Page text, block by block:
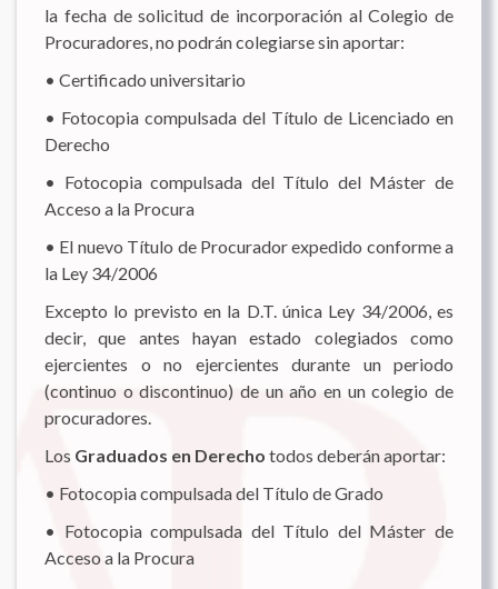
la fecha de solicitud de incorporación al Colegio de
Procuradores, no podrán colegiarse sin aportar:
• Certificado universitario
• Fotocopia compulsada del Título de Licenciado en
Derecho
• Fotocopia compulsada del Título del Máster de
Acceso a la Procura
• El nuevo Título de Procurador expedido conforme a
la Ley 34/2006
Excepto lo previsto en la D.T. única Ley 34/2006, es
decir, que antes hayan estado colegiados como
ejercientes o no ejercientes durante un periodo
(continuo o discontinuo) de un año en un colegio de
procuradores.
Los Graduados en Derecho todos deberán aportar:
• Fotocopia compulsada del Título de Grado
• Fotocopia compulsada del Título del Máster de
Acceso a la Procura